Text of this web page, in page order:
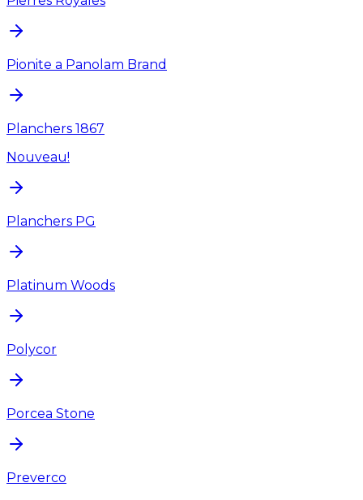
Pionite a Panolam Brand
Planchers 1867
Nouveau!
Planchers PG
Platinum Woods
Polycor
Porcea Stone
Preverco